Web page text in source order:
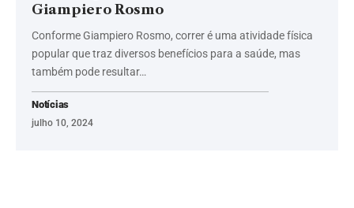
Giampiero Rosmo
Conforme Giampiero Rosmo, correr é uma atividade física
popular que traz diversos benefícios para a saúde, mas
também pode resultar…
Notícias
julho 10, 2024